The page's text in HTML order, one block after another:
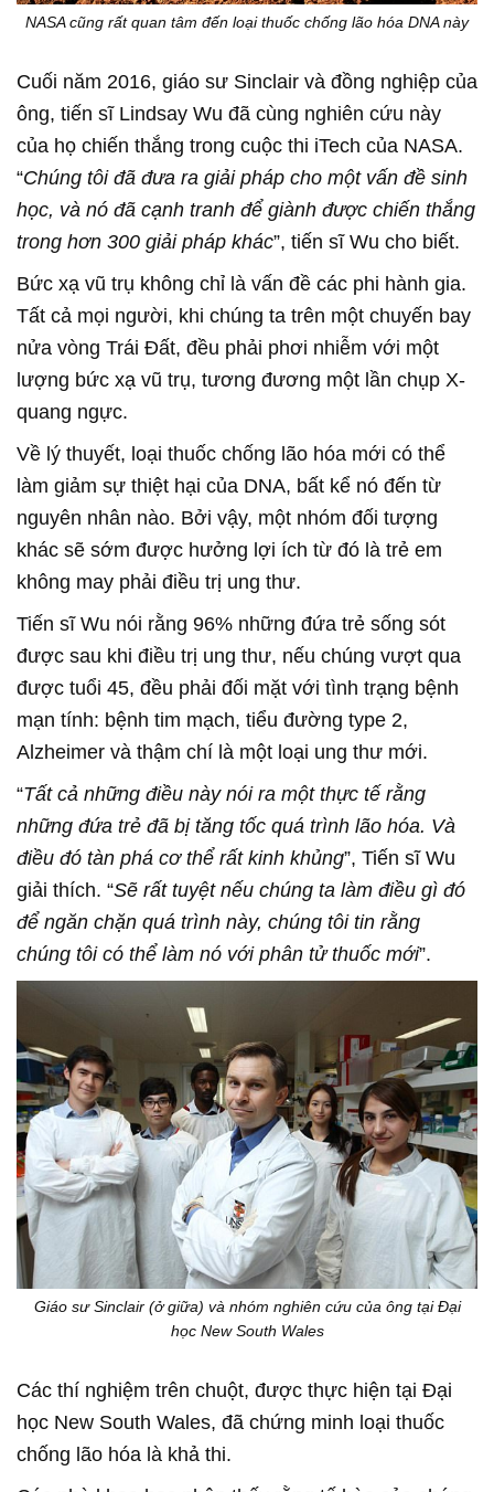
NASA cũng rất quan tâm đến loại thuốc chống lão hóa DNA này
Cuối năm 2016, giáo sư Sinclair và đồng nghiệp của
ông, tiến sĩ Lindsay Wu đã cùng nghiên cứu này
của họ chiến thắng trong cuộc thi iTech của NASA.
“Chúng tôi đã đưa ra giải pháp cho một vấn đề sinh
học, và nó đã cạnh tranh để giành được chiến thắng
trong hơn 300 giải pháp khác”, tiến sĩ Wu cho biết.
Bức xạ vũ trụ không chỉ là vấn đề các phi hành gia.
Tất cả mọi người, khi chúng ta trên một chuyến bay
nửa vòng Trái Đất, đều phải phơi nhiễm với một
lượng bức xạ vũ trụ, tương đương một lần chụp X-
quang ngực.
Về lý thuyết, loại thuốc chống lão hóa mới có thể
làm giảm sự thiệt hại của DNA, bất kể nó đến từ
nguyên nhân nào. Bởi vậy, một nhóm đối tượng
khác sẽ sớm được hưởng lợi ích từ đó là trẻ em
không may phải điều trị ung thư.
Tiến sĩ Wu nói rằng 96% những đứa trẻ sống sót
được sau khi điều trị ung thư, nếu chúng vượt qua
được tuổi 45, đều phải đối mặt với tình trạng bệnh
mạn tính: bệnh tim mạch, tiểu đường type 2,
Alzheimer và thậm chí là một loại ung thư mới.
“Tất cả những điều này nói ra một thực tế rằng
những đứa trẻ đã bị tăng tốc quá trình lão hóa. Và
điều đó tàn phá cơ thể rất kinh khủng”, Tiến sĩ Wu
giải thích. “Sẽ rất tuyệt nếu chúng ta làm điều gì đó
để ngăn chặn quá trình này, chúng tôi tin rằng
chúng tôi có thể làm nó với phân tử thuốc mới”.
Giáo sư Sinclair (ở giữa) và nhóm nghiên cứu của ông tại Đại
học New South Wales
Các thí nghiệm trên chuột, được thực hiện tại Đại
học New South Wales, đã chứng minh loại thuốc
chống lão hóa là khả thi.